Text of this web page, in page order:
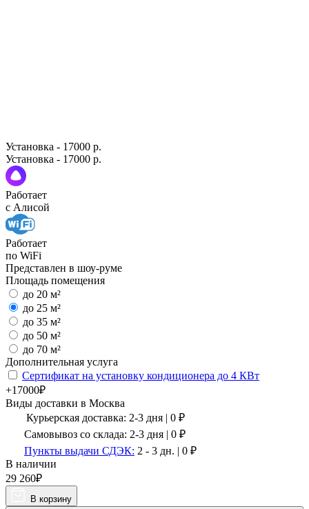
Установка - 17000 р.
Установка - 17000 р.
Работает
с Алисой
Работает
по WiFi
Представлен в шоу-руме
Площадь помещения
до 20 м²
до 25 м²
до 35 м²
до 50 м²
до 70 м²
Дополнительная услуга
Сертификат на установку кондиционера до 4 КВт
+17000₽
Виды доставки в Москва
Курьерская доставка: 2-3 дня | 0 ₽
Самовывоз со склада: 2-3 дня | 0 ₽
Пункты выдачи СДЭК: 2 - 3 дн. | 0 ₽
В наличии
29 260₽
В корзину